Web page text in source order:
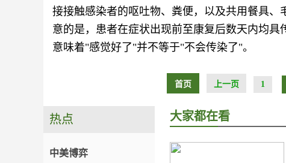
接接触感染者的呕吐物、粪便，以及共用餐具
意的是，患者在症状出现前至康复后数天内均
意味着"感觉好了"并不等于"不会传染了"。
首页 上一页 1
热点
中美博弈
大家都在看